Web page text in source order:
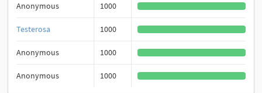
Anonymous 1000
Testerosa 1000
Anonymous 1000
Anonymous 1000